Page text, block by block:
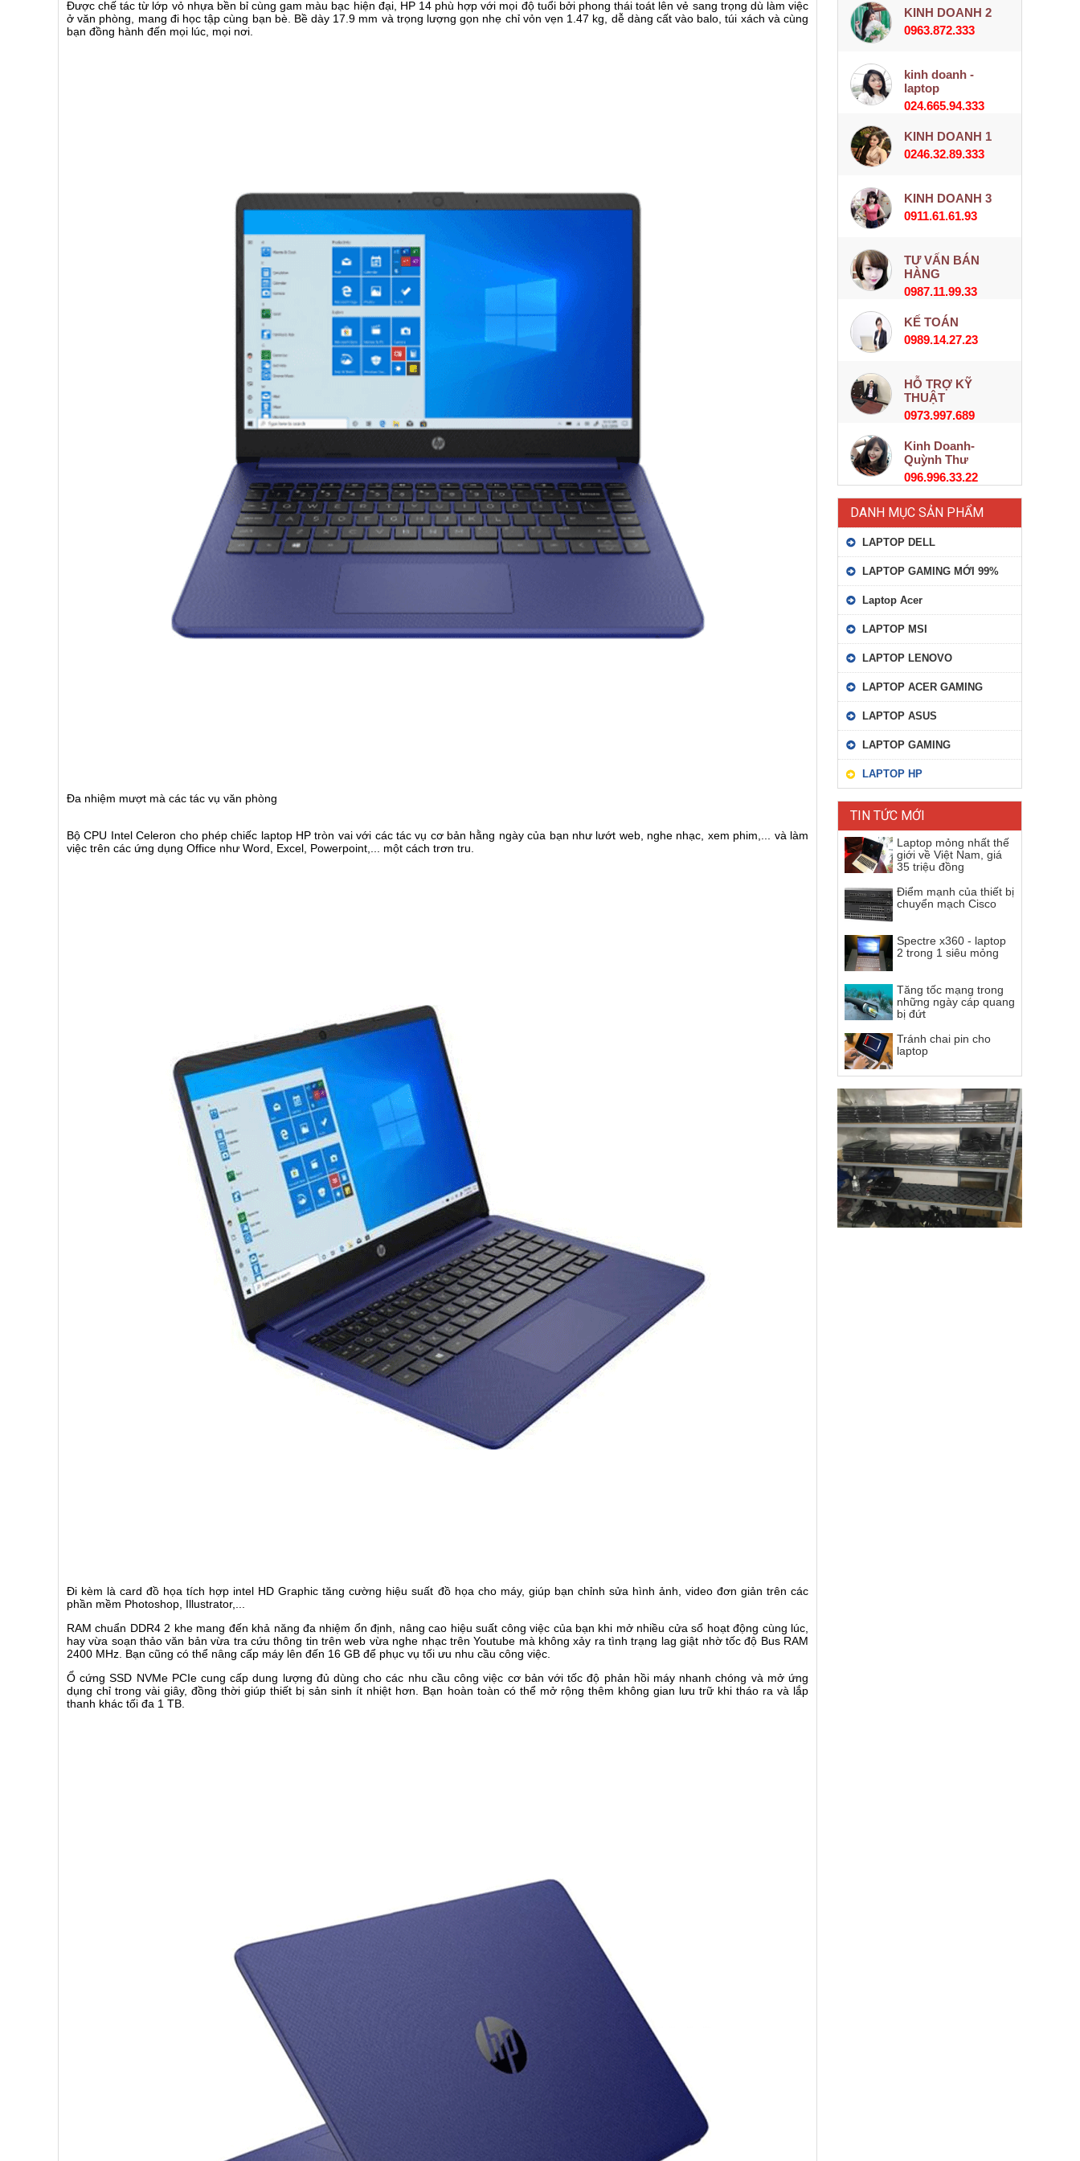
Được chế tác từ lớp vỏ nhựa bền bỉ cùng gam màu bạc hiện đại, HP 14 phù hợp với mọi độ tuổi bởi phong thái toát lên vẻ sang trọng dù làm việc
ở văn phòng, mang đi học tập cùng bạn bè. Bề dày 17.9 mm và trọng lượng gọn nhẹ chỉ vỏn vẹn 1.47 kg, dễ dàng cất vào balo, túi xách và cùng
bạn đồng hành đến mọi lúc, mọi nơi.
Đa nhiệm mượt mà các tác vụ văn phòng
Bộ CPU Intel Celeron cho phép chiếc laptop HP tròn vai với các tác vụ cơ bản hằng ngày của bạn như lướt web, nghe nhạc, xem phim,... và làm
việc trên các ứng dụng Office như Word, Excel, Powerpoint,... một cách trơn tru.
Đi kèm là card đồ họa tích hợp intel HD Graphic tăng cường hiệu suất đồ họa cho máy, giúp bạn chỉnh sửa hình ảnh, video đơn giản trên các
phần mềm Photoshop, Illustrator,...
RAM chuẩn DDR4 2 khe mang đến khả năng đa nhiệm ổn định, nâng cao hiệu suất công việc của bạn khi mở nhiều cửa sổ hoạt động cùng lúc,
hay vừa soạn thảo văn bản vừa tra cứu thông tin trên web vừa nghe nhạc trên Youtube mà không xảy ra tình trạng lag giật nhờ tốc độ Bus RAM
2400 MHz. Bạn cũng có thể nâng cấp máy lên đến 16 GB để phục vụ tối ưu nhu cầu công việc.
Ổ cứng SSD NVMe PCIe cung cấp dung lượng đủ dùng cho các nhu cầu công việc cơ bản với tốc độ phản hồi máy nhanh chóng và mở ứng
dụng chỉ trong vài giây, đồng thời giúp thiết bị sản sinh ít nhiệt hơn. Bạn hoàn toàn có thể mở rộng thêm không gian lưu trữ khi tháo ra và lắp
thanh khác tối đa 1 TB.
KINH DOANH 2
0963.872.333
kinh doanh -
laptop
024.665.94.333
KINH DOANH 1
0246.32.89.333
KINH DOANH 3
0911.61.61.93
TƯ VẤN BÁN
HÀNG
0987.11.99.33
KẾ TOÁN
0989.14.27.23
HỖ TRỢ KỸ
THUẬT
0973.997.689
Kinh Doanh-
Quỳnh Thư
096.996.33.22
DANH MỤC SẢN PHẨM
LAPTOP DELL
LAPTOP GAMING MỚI 99%
Laptop Acer
LAPTOP MSI
LAPTOP LENOVO
LAPTOP ACER GAMING
LAPTOP ASUS
LAPTOP GAMING
LAPTOP HP
TIN TỨC MỚI
Laptop mỏng nhất thế
giới về Việt Nam, giá
35 triệu đồng
Điểm mạnh của thiết bị
chuyển mạch Cisco
Spectre x360 - laptop
2 trong 1 siêu mỏng
Tăng tốc mạng trong
những ngày cáp quang
bị đứt
Tránh chai pin cho
laptop